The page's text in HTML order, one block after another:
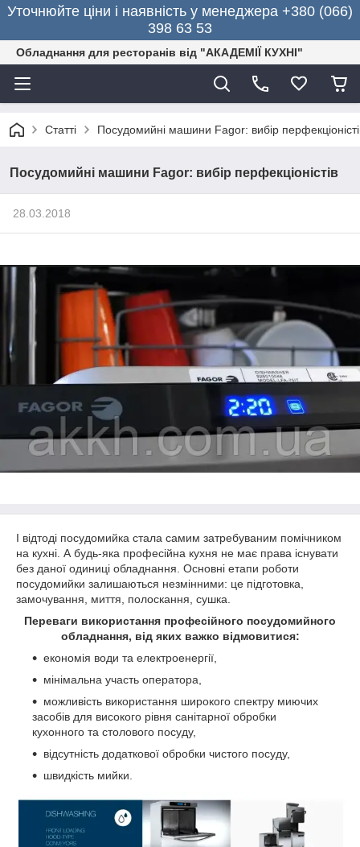
Уточнюйте ціни і наявність у менеджера +380 (066)
398 63 53
Обладнання для ресторанів від "АКАДЕМІЇ КУХНІ"
Статті Посудомийні машини Fagor: вибір
Посудомийні машини Fagor: вибір перфекціоністів
28.03.2018
І відтоді посудомийка стала самим затребуваним помічником
на кухні. А будь-яка професійна кухня не має права існувати
без даної одиниці обладнання. Основні етапи роботи
посудомийки залишаються незмінними: це підготовка,
замочування, миття, полоскання, сушка.
Переваги використання професійного посудомийного
обладнання, від яких важко відмовитися:
економія води та електроенергії,
мінімальна участь оператора,
можливість використання широкого спектру миючих
засобів для високого рівня санітарної обробки
кухонного та столового посуду,
відсутність додаткової обробки чистого посуду,
швидкість мийки.